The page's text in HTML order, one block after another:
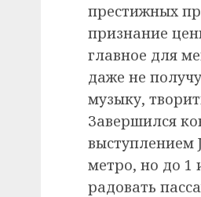
престижных
признание
главное для
даже не
музыку,
Завершился
выступлением
метро, но до 1
радовать